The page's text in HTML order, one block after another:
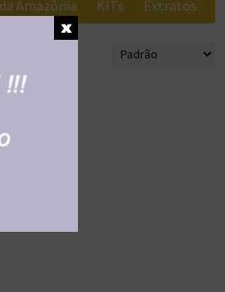
Amazônia KITs Extratos